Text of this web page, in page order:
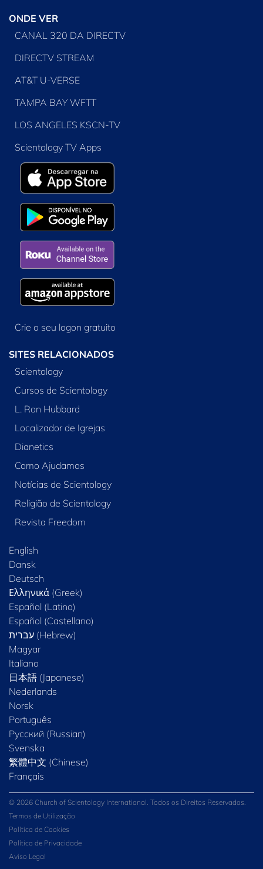
ONDE VER
CANAL 320 DA DIRECTV
DIRECTV STREAM
AT&T U-VERSE
TAMPA BAY WFTT
LOS ANGELES KSCN-TV
Scientology TV Apps
Crie o seu logon gratuito
SITES RELACIONADOS
Scientology
Cursos de Scientology
L. Ron Hubbard
Localizador de Igrejas
Dianetics
Como Ajudamos
Notícias de Scientology
Religião de Scientology
Revista Freedom
English
Dansk
Deutsch
Ελληνικά (Greek)
Español (Latino)
Español (Castellano)
Magyar
Italiano
日本語 (Japanese)
Nederlands
Norsk
Português
Русский (Russian)
Svenska
繁體中文 (Chinese)
Français
© 2026 Church of Scientology International. Todos os Direitos Reservados.
Termos de Utilização
Política de Cookies
Política de Privacidade
Aviso Legal